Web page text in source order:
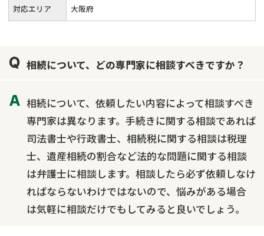
対応エリア 大阪府
相続について、どの専門家に相談すべきですか？
相続について、依頼したい内容によって相談すべき
専門家は異なります。手続きに関する相談であれば
司法書士や行政書士、相続税に関する相談は税理
士、遺産相続の割合など法的な問題に関する相談
は弁護士に相談します。相談したら必ず依頼しなけ
ればならないわけではないので、悩みがある場合
は気軽に相談だけでもしてみると良いでしょう。